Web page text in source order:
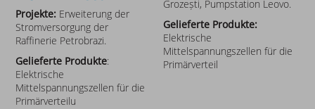
Projekte: Erweiterung der
Stromversorgung der
Raffinerie Petrobrazi.
Gelieferte Produkte:
Elektrische
Mittelspannungszellen für die
Primärverteilu
Grozești, Pumpstation Leovo.
Gelieferte Produkte:
Elektrische
Mittelspannungszellen für die
Primärverteil